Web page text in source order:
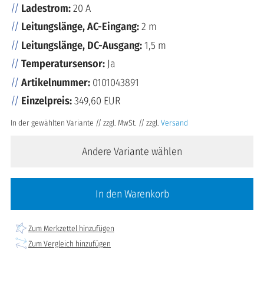
Ladestrom:20 A
Leitungslänge, AC-Eingang:2 m
Leitungslänge, DC-Ausgang:1,5 m
Temperatursensor: Ja
Artikelnummer: 0101043891
Einzelpreis:349,60 EUR
In der gewählten Variante // zzgl. MwSt. // zzgl. Versand
Andere Variante wählen
In den Warenkorb
Zum Merkzettel hinzufügen
Zum Vergleich hinzufügen